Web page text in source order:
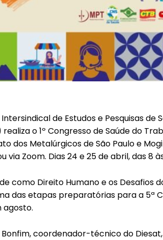
de Estudos e Pesquisas de
o 1º Congresso de Saúde do
dos Metalúrgicos de São Paulo e
via Zoom. Dias 24 e 25 de abril, das 8
como Direito Humano e os Desafios
das etapas preparatórias para a 5ª
agosto.
Bonfim, coordenador-técnico do